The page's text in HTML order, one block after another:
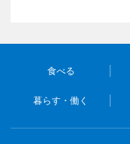
食べる
暮らす・働く